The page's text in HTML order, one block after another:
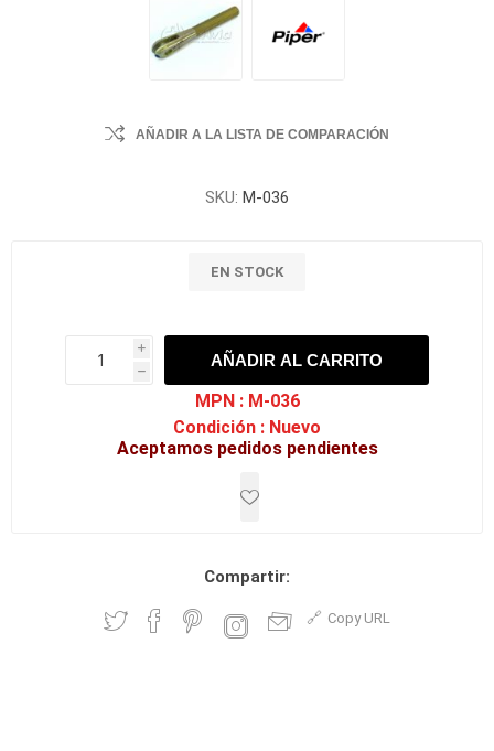
AÑADIR A LA LISTA DE COMPARACIÓN
SKU: M-036
EN STOCK
i
h
h
AÑADIR AL CARRITO
MPN : M-036
Condición : Nuevo
Aceptamos pedidos pendientes
Compartir:
Copy URL